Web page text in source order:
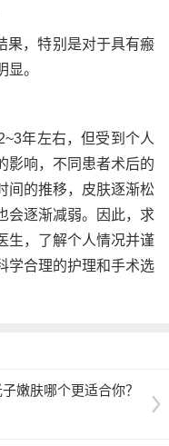
果，特别是对于具有瘢
。
年左右，但受到个人
影响，不同患者术后的
间的推移，皮肤逐渐松
会逐渐减弱。因此，求
生，了解个人情况并谨
学合理的护理和手术选
嫩肤哪个更适合你？